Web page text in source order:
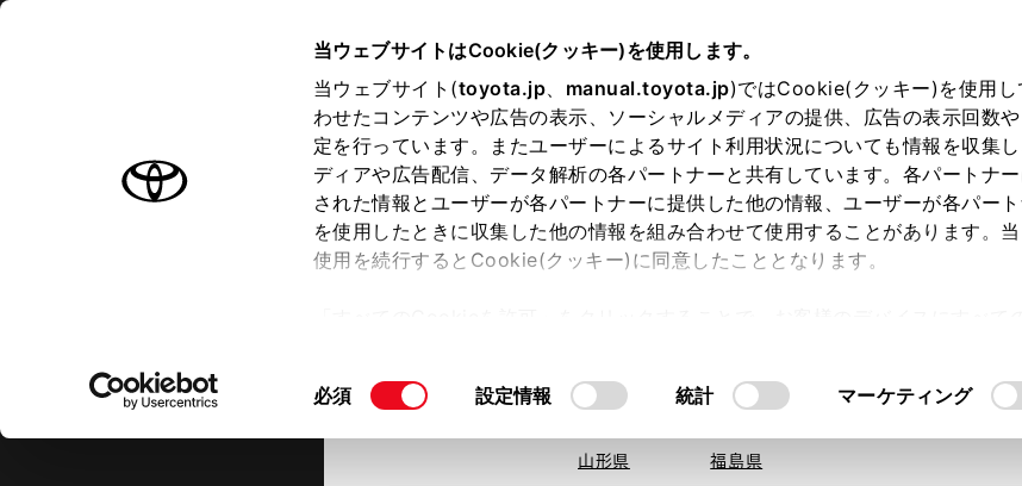
当ウェブサイトはCookie(クッキー)を使用します。
当ウェブサイト(toyota.jp、 manual.toyota.jp)ではCookie(クッキー)を使用し
わせたコンテンツや広告の表示、ソーシャルメディアの提供、広告の表示回数
定を行っています。またユーザーによるサイト利用状況についても情報を収集
ディアや広告配信、データ解析の各パートナーと共有しています。各パートナ
された情報とユーザーが各パートナーに提供した他の情報、ユーザーが各パー
を使用したときに収集した他の情報を組み合わせて使用することがあります。
使用を続行するとCookie(クッキー)に同意したこととなります。
て」をご覧ください。
同
必須 設定情報 統計 マーケティング
オーナーサポート トピックス
現在地を取得できませんでした。
該当する地域・都道府県をお選びください。
北海道 旭川 釧路 札幌
東北 青森県 岩手県 宮城県 秋田
山形県 福島県
トヨタ認定中古車
トヨタ認定中古車の魅力 3つの買い方 オンライン購入 お気に入り
申し訳ございません。
何らかの問題が発生しました。